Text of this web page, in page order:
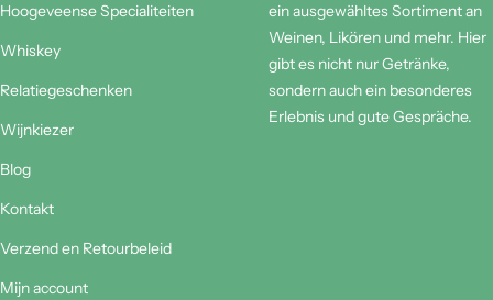
Hoogeveense Specialiteiten
Whiskey
Relatiegeschenken
Wijnkiezer
Blog
Kontakt
Verzend en Retourbeleid
Mijn account
ein ausgewähltes Sortiment an
Weinen, Likören und mehr. Hier
gibt es nicht nur Getränke,
sondern auch ein besonderes
Erlebnis und gute Gespräche.